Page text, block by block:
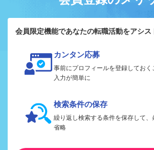
会員限定機能であなたの転職活動をアシス
カンタン応募
事前にプロフィールを登録してお
入力が簡単に
検索条件の保存
繰り返し検索する条件を保存して、
省略